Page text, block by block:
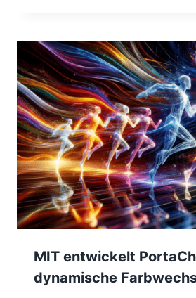
MIT entwickelt
dynamische